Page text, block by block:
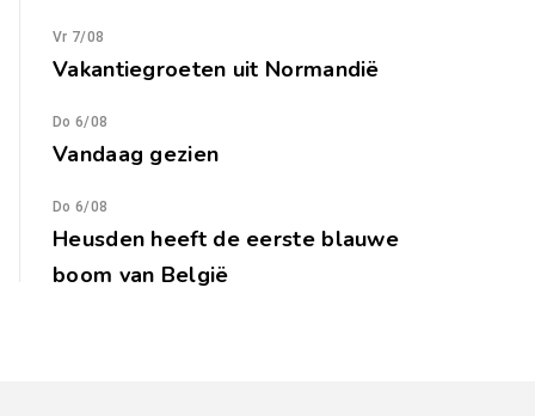
Vr 7/08
Vakantiegroeten uit Normandië
Do 6/08
Vandaag gezien
Do 6/08
Heusden heeft de eerste blauwe
boom van België